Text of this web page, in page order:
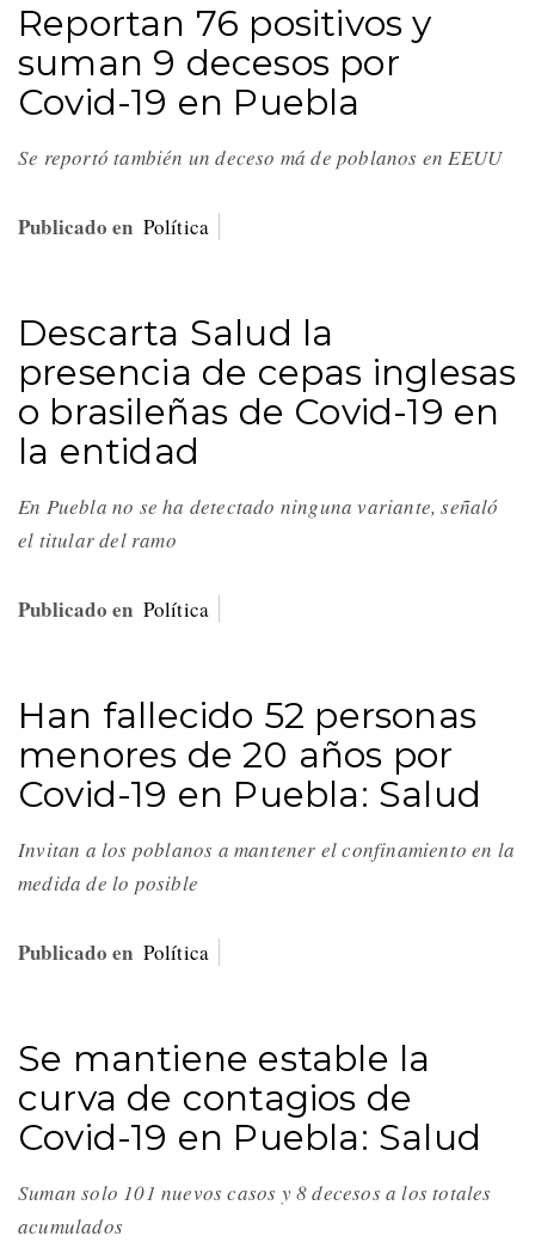
Reportan 76 positivos y
suman 9 decesos por
Covid-19 en Puebla
Se reportó también un deceso má de poblanos en EEUU
Publicado en Política
Descarta Salud la
presencia de cepas inglesas
o brasileñas de Covid-19 en
la entidad
En Puebla no se ha detectado ninguna variante, señaló
el titular del ramo
Publicado en Política
Han fallecido 52 personas
menores de 20 años por
Covid-19 en Puebla: Salud
Invitan a los poblanos a mantener el confinamiento en la
medida de lo posible
Publicado en Política
Se mantiene estable la
curva de contagios de
Covid-19 en Puebla: Salud
Suman solo 101 nuevos casos y 8 decesos a los totales
acumulados